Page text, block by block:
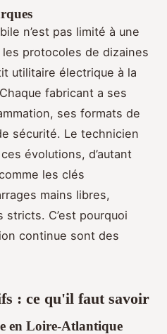
n’est pas limité à une
protocoles de dizaines
utilitaire électrique à la
fabricant a ses
ses formats de
sécurité. Le technicien
évolutions, d’autant
les clés
mains libres,
C’est pourquoi
continue sont des
: ce qu'il faut savoir
en Loire-Atlantique